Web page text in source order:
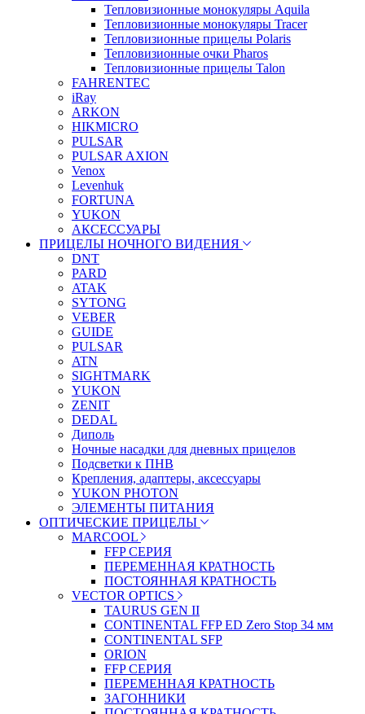
Тепловизионные монокуляры Aquila
Тепловизионные монокуляры Tracer
Тепловизионные прицелы Polaris
Тепловизионные очки Pharos
Тепловизионные прицелы Talon
FAHRENTEC
iRay
ARKON
HIKMICRO
PULSAR
PULSAR AXION
Venox
Levenhuk
FORTUNA
YUKON
АКСЕССУАРЫ
ПРИЦЕЛЫ НОЧНОГО ВИДЕНИЯ
DNT
PARD
ATAK
SYTONG
VEBER
GUIDE
PULSAR
ATN
SIGHTMARK
YUKON
ZENIT
DEDAL
Диполь
Ночные насадки для дневных прицелов
Подсветки к ПНВ
Крепления, адаптеры, аксессуары
YUKON PHOTON
ЭЛЕМЕНТЫ ПИТАНИЯ
ОПТИЧЕСКИЕ ПРИЦЕЛЫ
MARCOOL
FFP СЕРИЯ
ПЕРЕМЕННАЯ КРАТНОСТЬ
ПОСТОЯННАЯ КРАТНОСТЬ
VECTOR OPTICS
TAURUS GEN II
CONTINENTAL FFP ED Zero Stop 34 мм
CONTINENTAL SFP
ORION
FFP СЕРИЯ
ПЕРЕМЕННАЯ КРАТНОСТЬ
ЗАГОННИКИ